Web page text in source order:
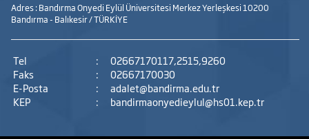
Adres : Bandırma Onyedi Eylül Üniversitesi Merkez Yerleşkesi 10200
Bandırma - Balıkesir / TÜRKİYE
Tel :
02667170117,2515,9260
Faks
:
02667170030
E-Posta
:
adalet@bandirma.edu.tr
KEP
: bandirmaonyedieylul@hs01.kep.tr